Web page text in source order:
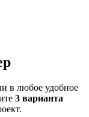
в любое удобное
3 варианта